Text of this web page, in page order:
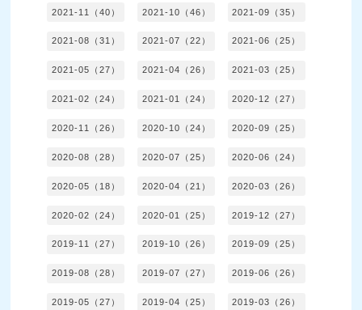
2021-11（40） 2021-10（46） 2021-09（35）
2021-08（31） 2021-07（22） 2021-06（25）
2021-05（27） 2021-04（26） 2021-03（25）
2021-02（24） 2021-01（24） 2020-12（27）
2020-11（26） 2020-10（24） 2020-09（25）
2020-08（28） 2020-07（25） 2020-06（24）
2020-05（18） 2020-04（21） 2020-03（26）
2020-02（24） 2020-01（25） 2019-12（27）
2019-11（27） 2019-10（26） 2019-09（25）
2019-08（28） 2019-07（27） 2019-06（26）
2019-05（27） 2019-04（25） 2019-03（26）